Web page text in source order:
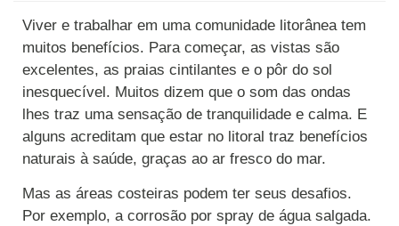
Viver e trabalhar em uma comunidade litorânea tem
muitos benefícios. Para começar, as vistas são
excelentes, as praias cintilantes e o pôr do sol
inesquecível. Muitos dizem que o som das ondas
lhes traz uma sensação de tranquilidade e calma. E
alguns acreditam que estar no litoral traz benefícios
naturais à saúde, graças ao ar fresco do mar.
Mas as áreas costeiras podem ter seus desafios.
Por exemplo, a corrosão por spray de água salgada.